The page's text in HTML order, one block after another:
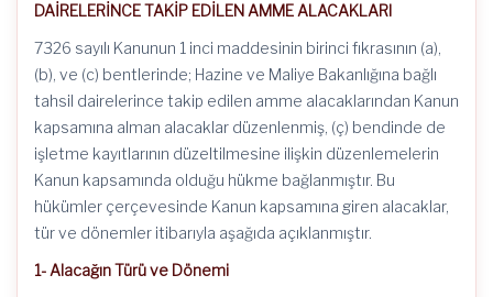
DAİRELERİNCE TAKİP EDİLEN AMME ALACAKLARI
7326 sayılı Kanunun 1 inci maddesinin birinci fıkrasının (a),
(b), ve (c) bentlerinde; Hazine ve Maliye Bakanlığına bağlı
tahsil dairelerince takip edilen amme alacaklarından Kanun
kapsamına alman alacaklar düzenlenmiş, (ç) bendinde de
işletme kayıtlarının düzeltilmesine ilişkin düzenlemelerin
Kanun kapsamında olduğu hükme bağlanmıştır. Bu
hükümler çerçevesinde Kanun kapsamına giren alacaklar,
tür ve dönemler itibarıyla aşağıda açıklanmıştır.
1- Alacağın Türü ve Dönemi